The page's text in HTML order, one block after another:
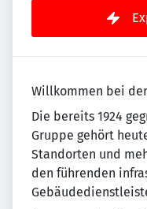
Willkommen bei der
Die bereits 1924
Gruppe gehört
Standorten und
den führenden